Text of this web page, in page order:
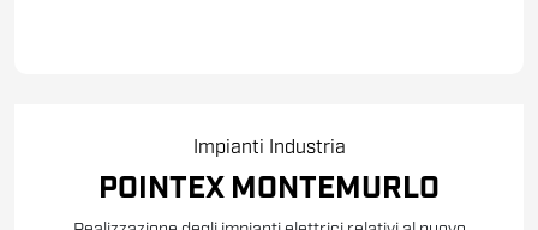
Impianti Industria
POINTEX MONTEMURLO